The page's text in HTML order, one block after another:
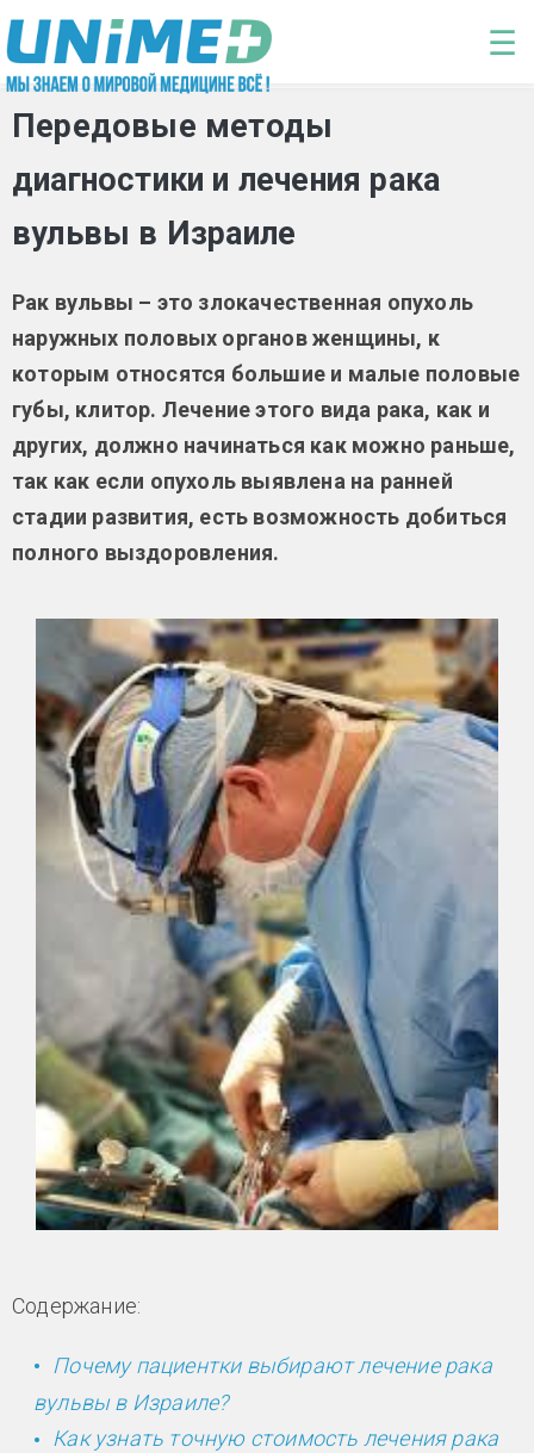
Перейти к основному содержанию
☰
Передовые методы
диагностики и лечения рака
вульвы в Израиле
Рак вульвы – это злокачественная опухоль
наружных половых органов женщины, к
которым относятся большие и малые половые
губы, клитор. Лечение этого вида рака, как и
других, должно начинаться как можно раньше,
так как если опухоль выявлена на ранней
стадии развития, есть возможность добиться
полного выздоровления.
Содержание:
Почему пациентки выбирают лечение рака
вульвы в Израиле?
Как узнать точную стоимость лечения рака